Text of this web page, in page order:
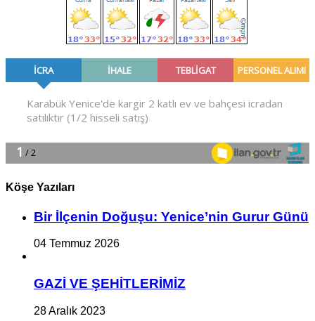
Köşe Yazıları
Bir İlçe­nin Do­ğu­şu: Ye­ni­ce’nin Gurur Günü
04 Temmuz 2026
GAZİ VE ŞEHİTLERİMİZ
28 Aralık 2023